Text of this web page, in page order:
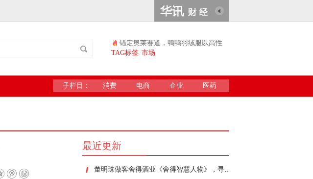
锚定奥莱赛道，鸭鸭羽绒服以高性
价比续...
TAG标签 市场
子栏目： 消费 电商 企业 医药
最近更新
董明珠做客舍得酒业《舍得智慧人物》，寻找企业发展最优解